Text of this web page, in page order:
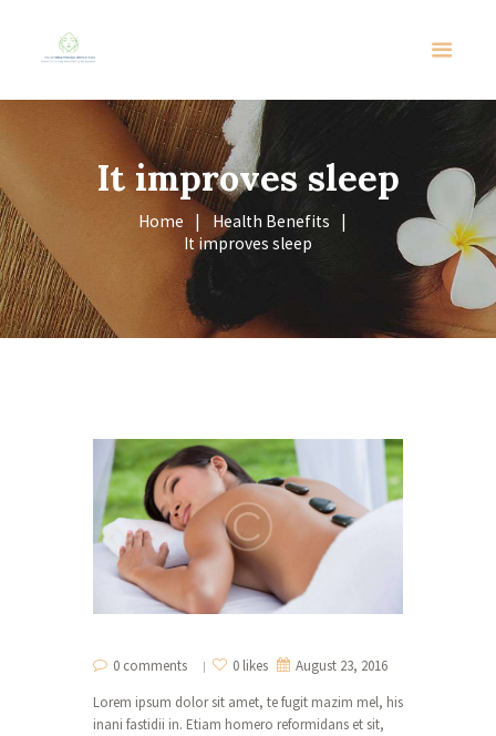
It improves sleep
Home
Health Benefits
It improves sleep
0 comments 0 likes
August 23, 2016
Lorem ipsum dolor sit amet, te fugit mazim mel, his
inani fastidii in. Etiam homero reformidans et sit,